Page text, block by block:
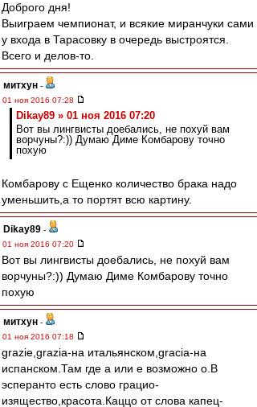
Доброго дня!
Выиграем чемпионат, и всякие миранчуки сами
у входа в Тарасовку в очередь выстроятся.
Всего и делов-то.
митхун -
01 ноя 2016 07:28
Dikay89 » 01 ноя 2016 07:20
Вот вы лингвисты доебались, не похуй вам
ворчуны?:)) Думаю Диме Комбарову точно
похую
Комбарову с Ещенко количество брака надо
уменьшить,а то портят всю картину.
Dikay89 -
01 ноя 2016 07:20
Вот вы лингвисты доебались, не похуй вам
ворчуны?:)) Думаю Диме Комбарову точно
похую
митхун -
01 ноя 2016 07:18
grazie,grazia-на итальянском,gracia-на
испанском.Там где а или е возможно о.В
эсперанто есть слово грацио-
изящество,красота.Каццо от слова капец-